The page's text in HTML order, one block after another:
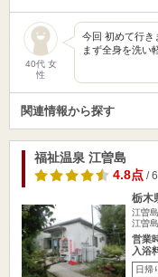
40代 女
性
今回 初めて行き
まず全身を洗い
関連情報から探す
福祉温泉 江曽島
4.8点/
栃木
江曽
江曽
営業
入浴
日帰